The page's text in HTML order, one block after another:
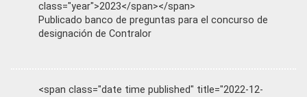
class="year">2023</span></span>
Publicado banco de preguntas para el concurso de
designación de Contralor
<span class="date time published" title="2022-12-